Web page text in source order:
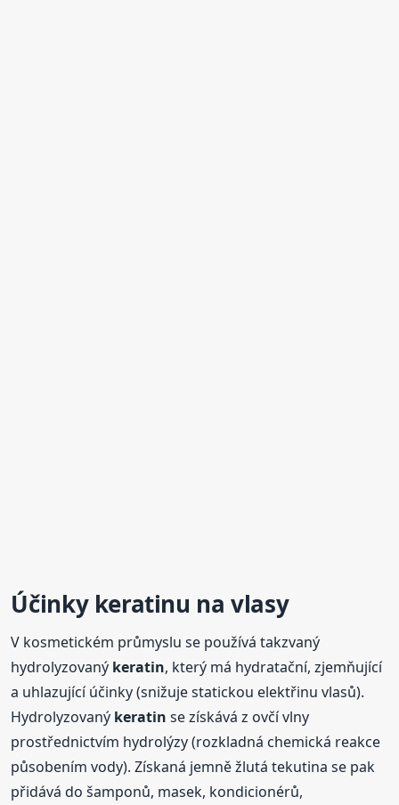
Účinky keratinu na vlasy
V kosmetickém průmyslu se používá takzvaný
hydrolyzovaný keratin, který má hydratační, zjemňující
a uhlazující účinky (snižuje statickou elektřinu vlasů).
Hydrolyzovaný keratin se získává z ovčí vlny
prostřednictvím hydrolýzy (rozkladná chemická reakce
působením vody). Získaná jemně žlutá tekutina se pak
přidává do šamponů, masek, kondicionérů,